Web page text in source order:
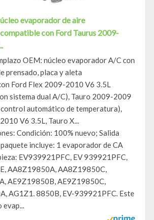
evaporador de aire
con Ford Taurus 2009-
OEM: núcleo evaporador A/C con
prensado, placa y aleta
Ford Flex 2009-2010 V6 3.5L
sistema dual A/C), Tauro 2009-2009
control automático de temperatura),
V6 3.5L, Tauro X...
Condición: 100% nuevo; Salida
incluye: 1 evaporador de CA
EV939921PFC, EV 939921PFC,
AA8Z19850A, AA8Z19850C,
AE9Z19850B, AE9Z19850C,
AG1Z1. 8850B, EV-939921PFC. Este
evap...